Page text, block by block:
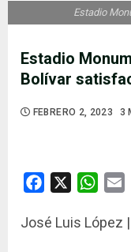
Estadio
Bolívar
FEBRERO 2, 2023 3
Estadio
Facebook
José Luis López